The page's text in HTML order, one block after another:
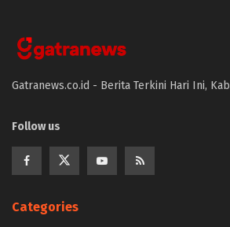
Gatranews.co.id - Berita Terkini Hari Ini,
Follow us
Categories